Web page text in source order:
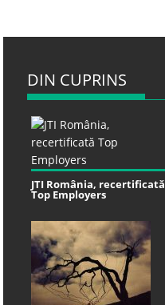
DIN CUPRINS
JTI România, recertificată
Top Employers